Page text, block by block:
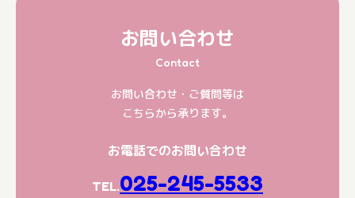
お問い合わせ
Contact
お問い合わせ・ご質問等は
こちらから承ります。
お電話でのお問い合わせ
TEL.025-245-5533